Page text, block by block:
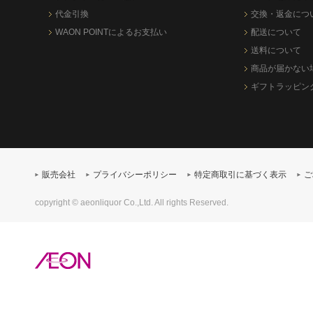
代金引換
WAON POINTによるお支払い
交換・返金につ
配送について
送料について
商品が届かない
ギフトラッピン
販売会社 プライバシーポリシー 特定商取引に基づく表示
copyright © aeonliquor Co.,Ltd. All rights Reserved.